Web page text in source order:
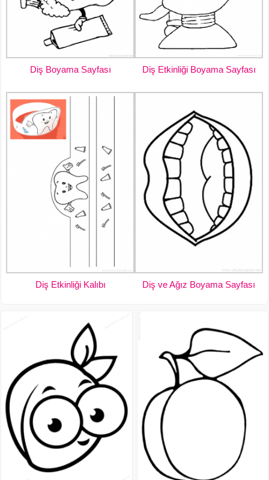
Diş Boyama Sayfası Diş Etkinliği Boyama Sayfası
Diş Etkinliği Kalıbı Diş ve Ağız Boyama Sayfası